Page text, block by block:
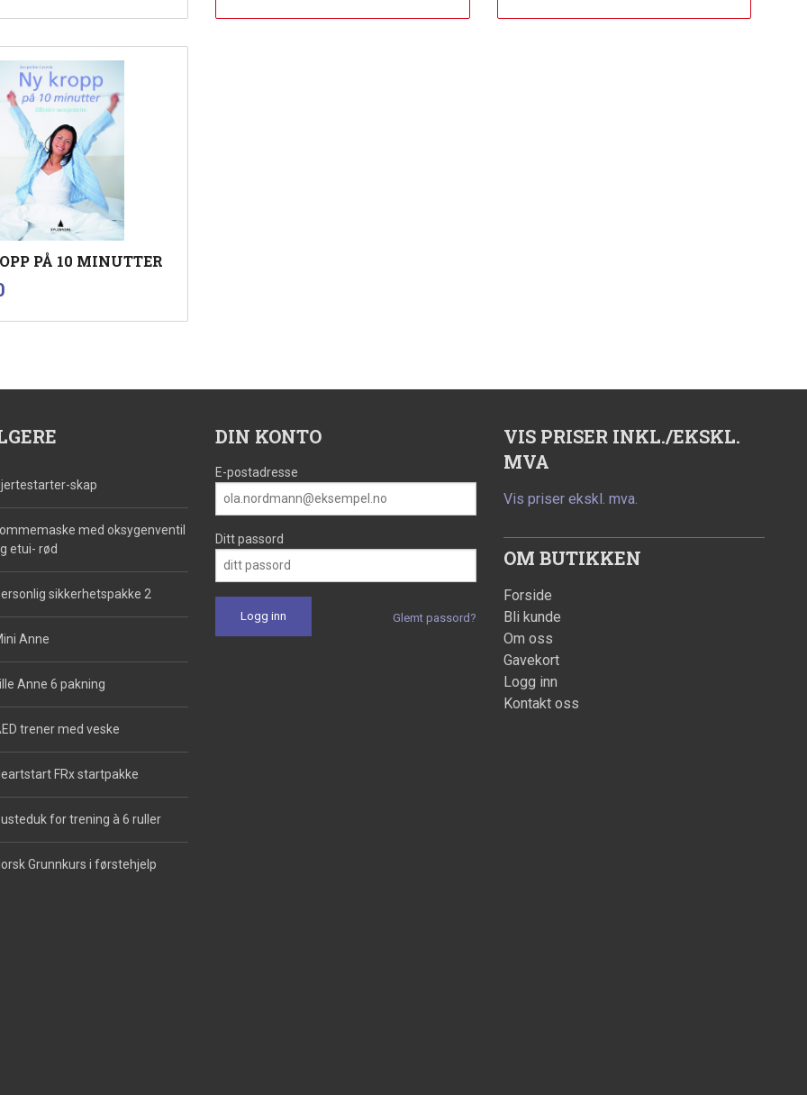
Kjøp
PÅ 10 MINUTTER
mva.
skap
med oksygenventil
etui- rød
sikkerhetspakke 2
Anne
Anne 6 pakning
trener med veske
FRx startpakke
for trening à 6 ruller
Grunnkurs i førstehjelp
DIN KONTO
E-postadresse
Ditt passord
Glemt passord?
VIS PRISER INKL./EKSKL.
MVA
Vis priser ekskl. mva.
OM BUTIKKEN
Forside
Bli kunde
Om oss
Gavekort
Logg inn
Kontakt oss